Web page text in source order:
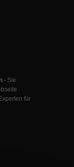
- Sie
für